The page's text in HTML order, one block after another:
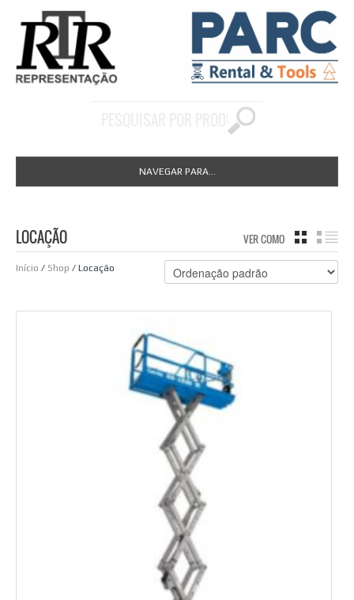
NAVEGAR PARA...
LOCAÇÃO VER COMO GRID
Início / Shop / Locação